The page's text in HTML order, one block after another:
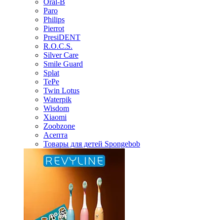
Oral-B
Paro
Philips
Pierrot
PresiDENT
R.O.C.S.
Silver Care
Smile Guard
Splat
TePe
Twin Lotus
Waterpik
Wisdom
Xiaomi
Zoobzone
Асепта
Товары для детей Spongebob